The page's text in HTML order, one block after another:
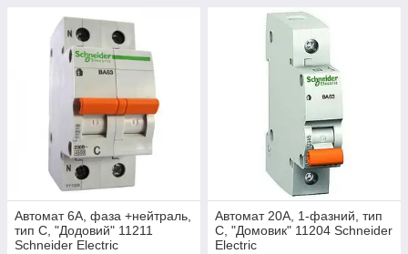
Автомат 6A, фаза +нейтраль,
тип С, "Додовий" 11211
Schneider Electric
Автомат 20A, 1-фазний, тип
С, "Домовик" 11204 Schneider
Electric